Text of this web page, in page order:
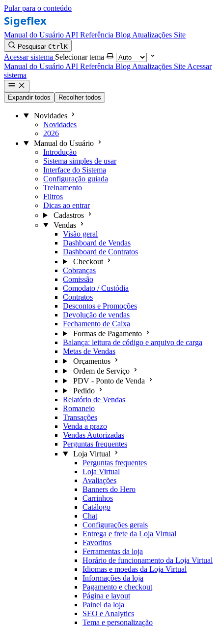
Pular para o conteúdo
Manual do Usuário API Referência Blog Atualizações Site
Pesquisar CtrlK
Acessar sistema Selecionar tema
Manual do Usuário API Referência Blog Atualizações Site Acessar
sistema
Expandir todos Recolher todos
Novidades
Novidades
2026
Manual do Usuário
Introdução
Sistema simples de usar
Interface do Sistema
Configuração guiada
Treinamento
Filtros
Dicas ao entrar
Cadastros
Vendas
Visão geral
Dashboard de Vendas
Dashboard de Contratos
Checkout
Cobranças
Comissão
Comodato / Custódia
Contratos
Descontos e Promoções
Devolução de vendas
Fechamento de Caixa
Formas de Pagamento
Balança: leitura de código e arquivo de carga
Metas de Vendas
Orçamentos
Ordem de Serviço
PDV - Ponto de Venda
Pedido
Relatório de Vendas
Romaneio
Transações
Venda a prazo
Vendas Autorizadas
Perguntas frequentes
Loja Virtual
Perguntas frequentes
Loja Virtual
Avaliações
Banners do Hero
Carrinhos
Catálogo
Chat
Configurações gerais
Entrega e frete da Loja Virtual
Favoritos
Ferramentas da loja
Horário de funcionamento da Loja Virtual
Idiomas e moedas da Loja Virtual
Informações da loja
Pagamento e checkout
Página e layout
Painel da loja
SEO e Analytics
Tema e personalização